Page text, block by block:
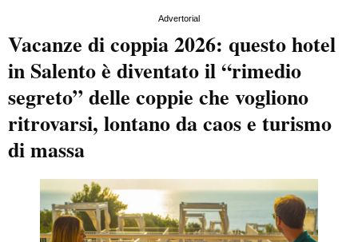
Advertorial
Vacanze di coppia 2026: questo hotel
in Salento è diventato il “rimedio
segreto” delle coppie che vogliono
ritrovarsi, lontano da caos e turismo
di massa